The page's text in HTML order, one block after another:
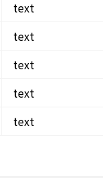
text
text
text
text
text